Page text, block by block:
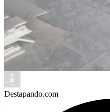
Destapando.com